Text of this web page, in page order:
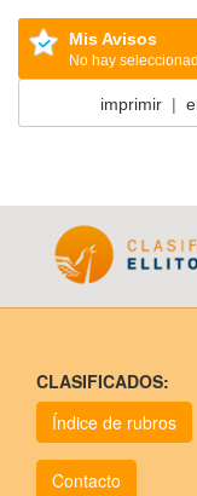
Mis Avisos
No hay
imprimir|
CLASIFICADOS:
Índice de rubros
Contacto